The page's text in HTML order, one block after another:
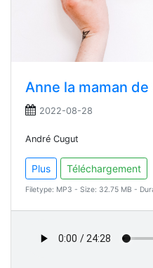
Anne la maman de
2022-08-28
André Cugut
Plus Téléchargement
Filetype: MP3 - Size: 32.75 MB -